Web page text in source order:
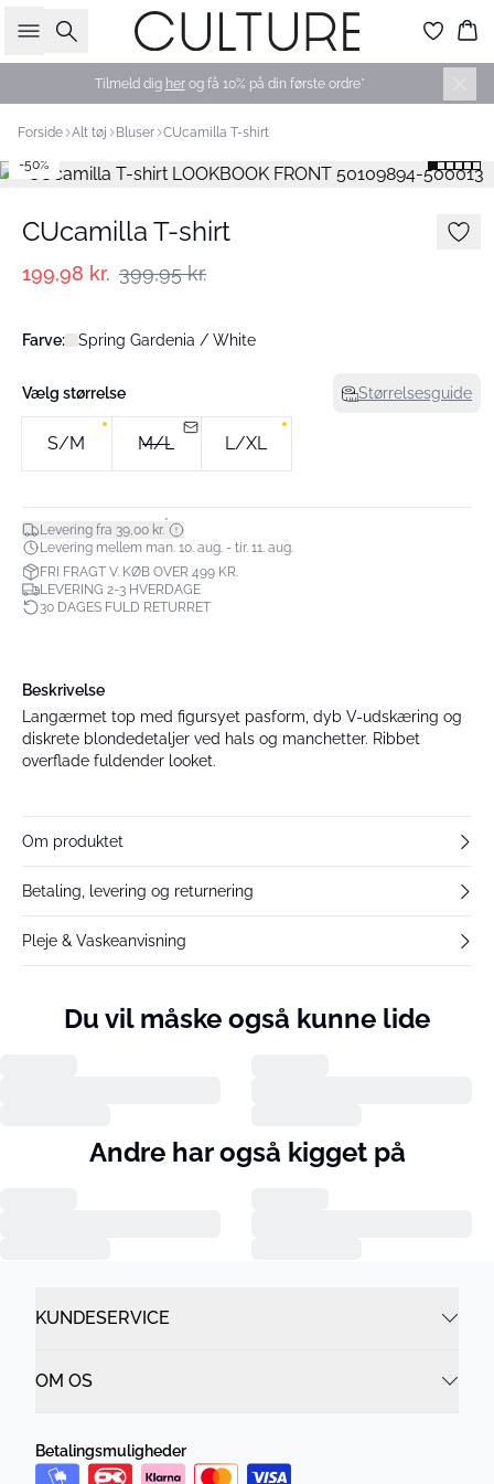
Søg
Tilmeld dig herog få 10% på din første ordre*
Forside Alt tøj Bluser CUcamilla T-shirt
-50%
CUcamilla T-shirt
199,98 kr. 399,95 kr.
Farve: Spring Gardenia / White
Vælg størrelse Størrelsesguide
S/M M/L L/XL
Levering fra 39,00 kr.*
Levering mellem man. 10. aug. - tir. 11. aug.
FRI FRAGT V. KØB OVER 499 KR.
LEVERING 2-3 HVERDAGE
30 DAGES FULD RETURRET
Beskrivelse
Langærmet top med figursyet pasform, dyb V-udskæring og
diskrete blondedetaljer ved hals og manchetter. Ribbet
overflade fuldender looket.
Om produktet
Betaling, levering og returnering
Pleje & Vaskeanvisning
Du vil måske også kunne lide
Andre har også kigget på
KUNDESERVICE
OM OS
Betalingsmuligheder